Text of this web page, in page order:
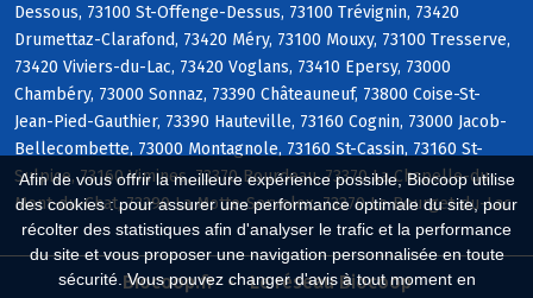
Afin de vous offrir la meilleure expérience possible, Biocoop utilise
des cookies : pour assurer une performance optimale du site, pour
récolter des statistiques afin d'analyser le trafic et la performance
du site et vous proposer une navigation personnalisée en toute
sécurité. Vous pouvez changer d'avis à tout moment en
Dessous, 73100 St-Offenge-Dessus, 73100 Trévignin, 73420
Drumettaz-Clarafond, 73420 Méry, 73100 Mouxy, 73100 Tresserve,
73420 Viviers-du-Lac, 73420 Voglans, 73410 Epersy, 73000
Chambéry, 73000 Sonnaz, 73390 Châteauneuf, 73800 Coise-St-
Jean-Pied-Gauthier, 73390 Hauteville, 73160 Cognin, 73000 Jacob-
Bellecombette, 73000 Montagnole, 73160 St-Cassin, 73160 St-
Sulpice, 73160 Vimines, 73370 Bourdeau, 73370 La Chapelle-du-
Mont-du-Chat, 73290 La Motte-Servolex, 73370 Le Bourget-du-Lac
Biocoop.fr Le réseau Biocoop